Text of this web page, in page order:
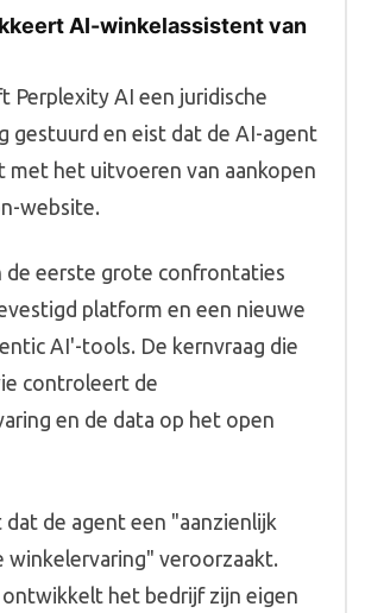
AI-winkelassistent van
Perplexity AI een juridische
gestuurd en eist dat de AI-agent
met het uitvoeren van aankopen
website.
de eerste grote confrontaties
platform en een nieuwe
AI'-tools. De kernvraag die
controleert de
en de data op het open
de agent een "aanzienlijk
winkelervaring" veroorzaakt.
het bedrijf zijn eigen